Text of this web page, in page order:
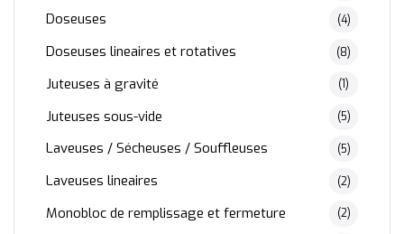
Doseuses (4)
Doseuses lineaires et rotatives (8)
Juteuses à gravité (1)
Juteuses sous-vide (5)
Laveuses / Sécheuses / Souffleuses (5)
Laveuses lineaires (2)
Monobloc de remplissage et fermeture (2)